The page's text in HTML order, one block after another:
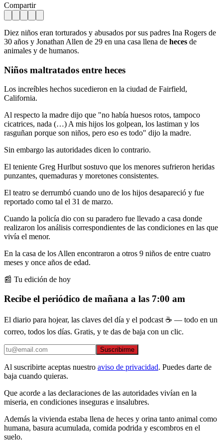
Compartir
Diez niños eran torturados y abusados por sus padres Ina Rogers de
30 años y Jonathan Allen de 29 en una casa llena de heces de
animales y de humanos.
Niños maltratados entre heces
Los increíbles hechos sucedieron en la ciudad de Fairfield,
California.
Al respecto la madre dijo que "no había huesos rotos, tampoco
cicatrices, nada (…) A mis hijos los golpean, los lastiman y los
rasguñan porque son niños, pero eso es todo" dijo la madre.
Sin embargo las autoridades dicen lo contrario.
El teniente Greg Hurlbut sostuvo que los menores sufrieron heridas
punzantes, quemaduras y moretones consistentes.
El teatro se derrumbó cuando uno de los hijos desapareció y fue
reportado como tal el 31 de marzo.
Cuando la policía dio con su paradero fue llevado a casa donde
realizaron los análisis correspondientes de las condiciones en las que
vivía el menor.
En la casa de los Allen encontraron a otros 9 niños de entre cuatro
meses y once años de edad.
📰 Tu edición de hoy
Recibe el periódico de mañana a las 7:00 am
El diario para hojear, las claves del día y el podcast ☕ — todo en un
correo, todos los días. Gratis, y te das de baja con un clic.
Suscribirme
Al suscribirte aceptas nuestro aviso de privacidad. Puedes darte de
baja cuando quieras.
Que acorde a las declaraciones de las autoridades vivían en la
miseria, en condiciones inseguras e insalubres.
Además la vivienda estaba llena de heces y orina tanto animal como
humana, basura acumulada, comida podrida y escombros en el
suelo.